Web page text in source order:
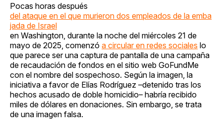
Pocas horas después
del ataque en el que murieron dos empleados de la emba
jada de Israel
en Washington, durante la noche del miércoles 21 de
mayo de 2025, comenzó a circular en redes sociales lo
que parece ser una captura de pantalla de una campaña
de recaudación de fondos en el sitio web GoFundMe
con el nombre del sospechoso. Según la imagen, la
iniciativa a favor de Elías Rodríguez –detenido tras los
hechos acusado de doble homicidio– habría recibido
miles de dólares en donaciones. Sin embargo, se trata
de una imagen falsa.